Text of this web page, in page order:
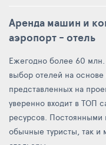
Аренда машин и
аэропорт - отель
Ежегодно более 60
выбор отелей на
представленных на
уверенно входит в ТОП
ресурсов. Постоянными
обычные туристы, так и